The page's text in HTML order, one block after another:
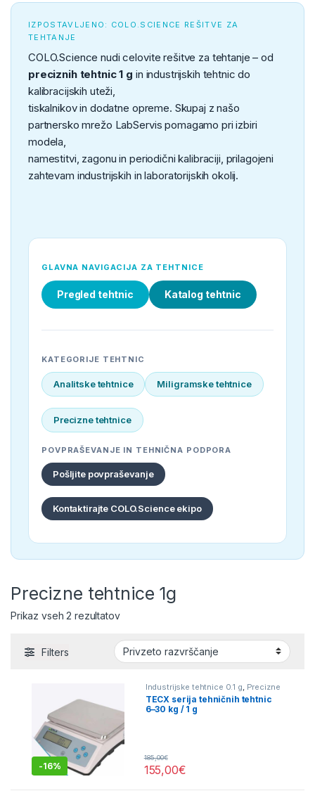
IZPOSTAVLJENO: COLO.SCIENCE REŠITVE ZA
TEHTANJE
COLO.Science nudi celovite rešitve za tehtanje – od
preciznih tehtnic 1 g in industrijskih tehtnic do
kalibracijskih uteži,
tiskalnikov in dodatne opreme. Skupaj z našo
partnersko mrežo LabServis pomagamo pri izbiri
modela,
namestitvi, zagonu in periodični kalibraciji, prilagojeni
zahtevam industrijskih in laboratorijskih okolij.
GLAVNA NAVIGACIJA ZA TEHTNICE
Pregled tehtnic Katalog tehtnic
KATEGORIJE TEHTNIC
Analitske tehtnice Miligramske tehtnice
Precizne tehtnice
POVPRAŠEVANJE IN TEHNIČNA PODPORA
Pošljite povpraševanje
Kontaktirajte COLO.Science ekipo
Precizne tehtnice 1g
Prikaz vseh 2 rezultatov
Filters
-16%
Industrijske tehtnice 0.1 g Precizne
tehtnice 1g
TECX serija tehničnih tehtnic
6–30 kg / 1 g
155,00€
185,00€